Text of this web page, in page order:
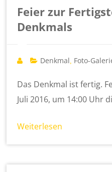
Feier zur
Denkmals
Denkmal Foto-
Das Denkmal ist fertig.
Juli 2016, um 14:00 Uhr
Weiterlesen